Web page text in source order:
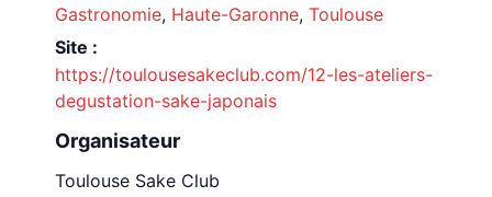
Gastronomie, Haute-Garonne,Toulouse
Site :
https://toulousesakeclub.com/12-les-ateliers-
degustation-sake-japonais
Organisateur
Toulouse Sake Club